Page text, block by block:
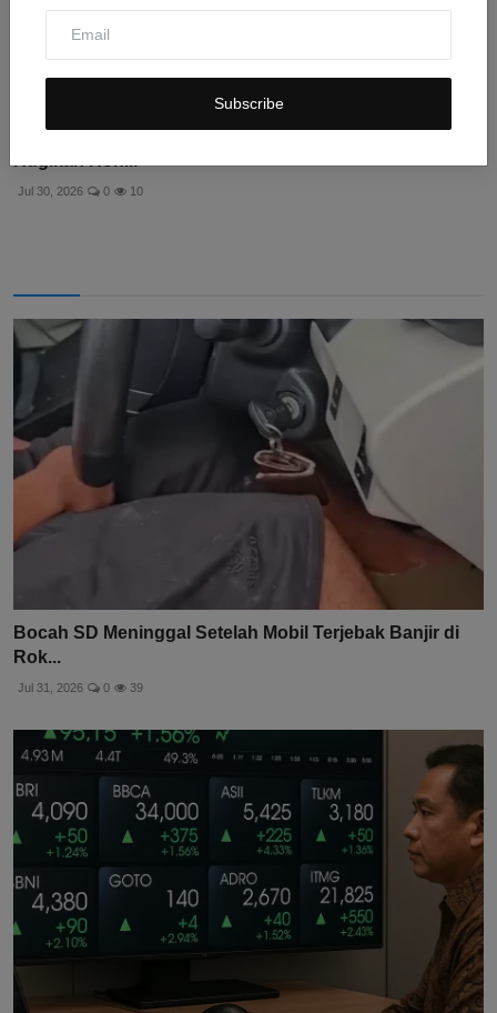
Subscribe
Mentan Ungkap Modus Penipuan Beras Premium,
Jul 30, 2026 0 10
Bocah SD Meninggal Setelah Mobil Terjebak Banjir di
Rok...
Jul 31, 2026 0 39